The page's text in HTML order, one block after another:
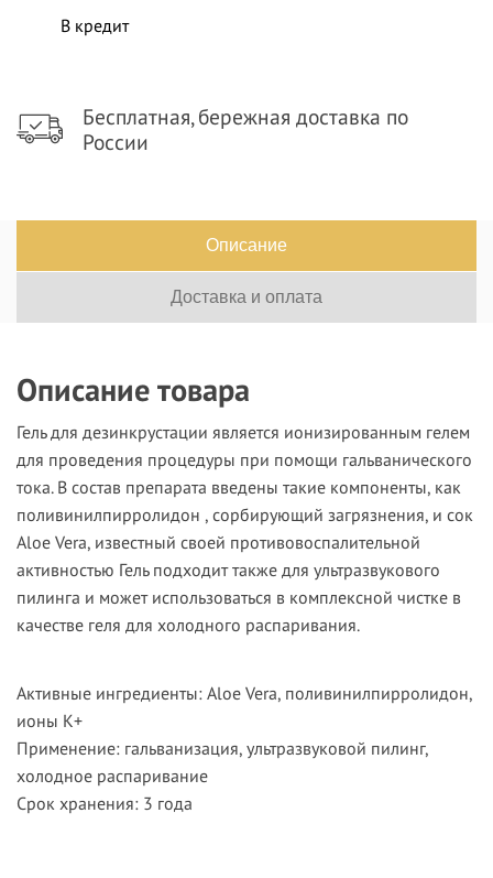
В кредит
Бесплатная, бережная доставка по
России
Описание
Доставка и оплата
Описание товара
Гель для дезинкрустации является ионизированным гелем
для проведения процедуры при помощи гальванического
тока. В состав препарата введены такие компоненты, как
поливинилпирролидон , сорбирующий загрязнения, и сок
Aloe Vera, известный своей противовоспалительной
активностью Гель подходит также для ультразвукового
пилинга и может использоваться в комплексной чистке в
качестве геля для холодного распаривания.
Активные ингредиенты: Aloe Vera, поливинилпирролидон,
ионы К+
Применение: гальванизация, ультразвуковой пилинг,
холодное распаривание
Срок хранения: 3 года